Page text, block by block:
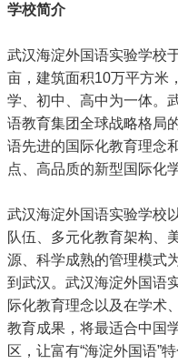
学校简介
武汉海淀外国语实验学校
亩，建筑面积10万平方米
学、初中、高中为一体。
语教育集团全球战略格局
语先进的国际化教育理念
点、高品质的新型国际化
武汉海淀外国语实验学校
队伍、多元化教育架构、
源、科学成熟的管理模式
到武汉。武汉海淀外国语
际化教育理念以及在学术
教育成果，将最适合中国
区，让富有“海淀外国语”